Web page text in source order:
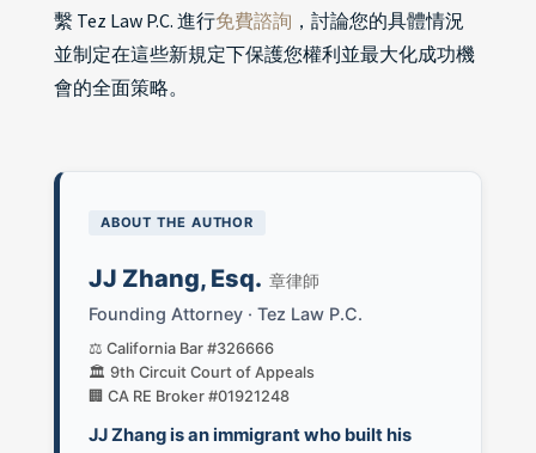
繫 Tez Law P.C. 進行免費諮詢 ，討論您的具體情況
並制定在這些新規定下保護您權利並最大化成功機
會的全面策略。
ABOUT THE AUTHOR
JJ Zhang, Esq. 章律師
Founding Attorney · Tez Law P.C.
⚖️ California Bar #326666
🏛️ 9th Circuit Court of Appeals
🏢 CA RE Broker #01921248
JJ Zhang is an immigrant who built his